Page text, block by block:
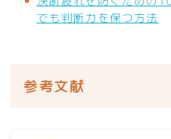
でも判断力を保つ方法
参考文献